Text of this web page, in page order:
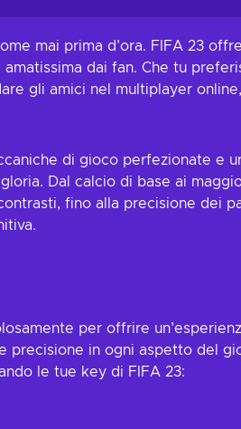
mai prima d’ora. FIFA 23
dai fan. Che tu
gli amici nel multiplayer
di gioco perfezionate e
Dal calcio di base ai
fino alla precisione dei
per offrire
in ogni aspetto del
le tue key di FIFA 23: